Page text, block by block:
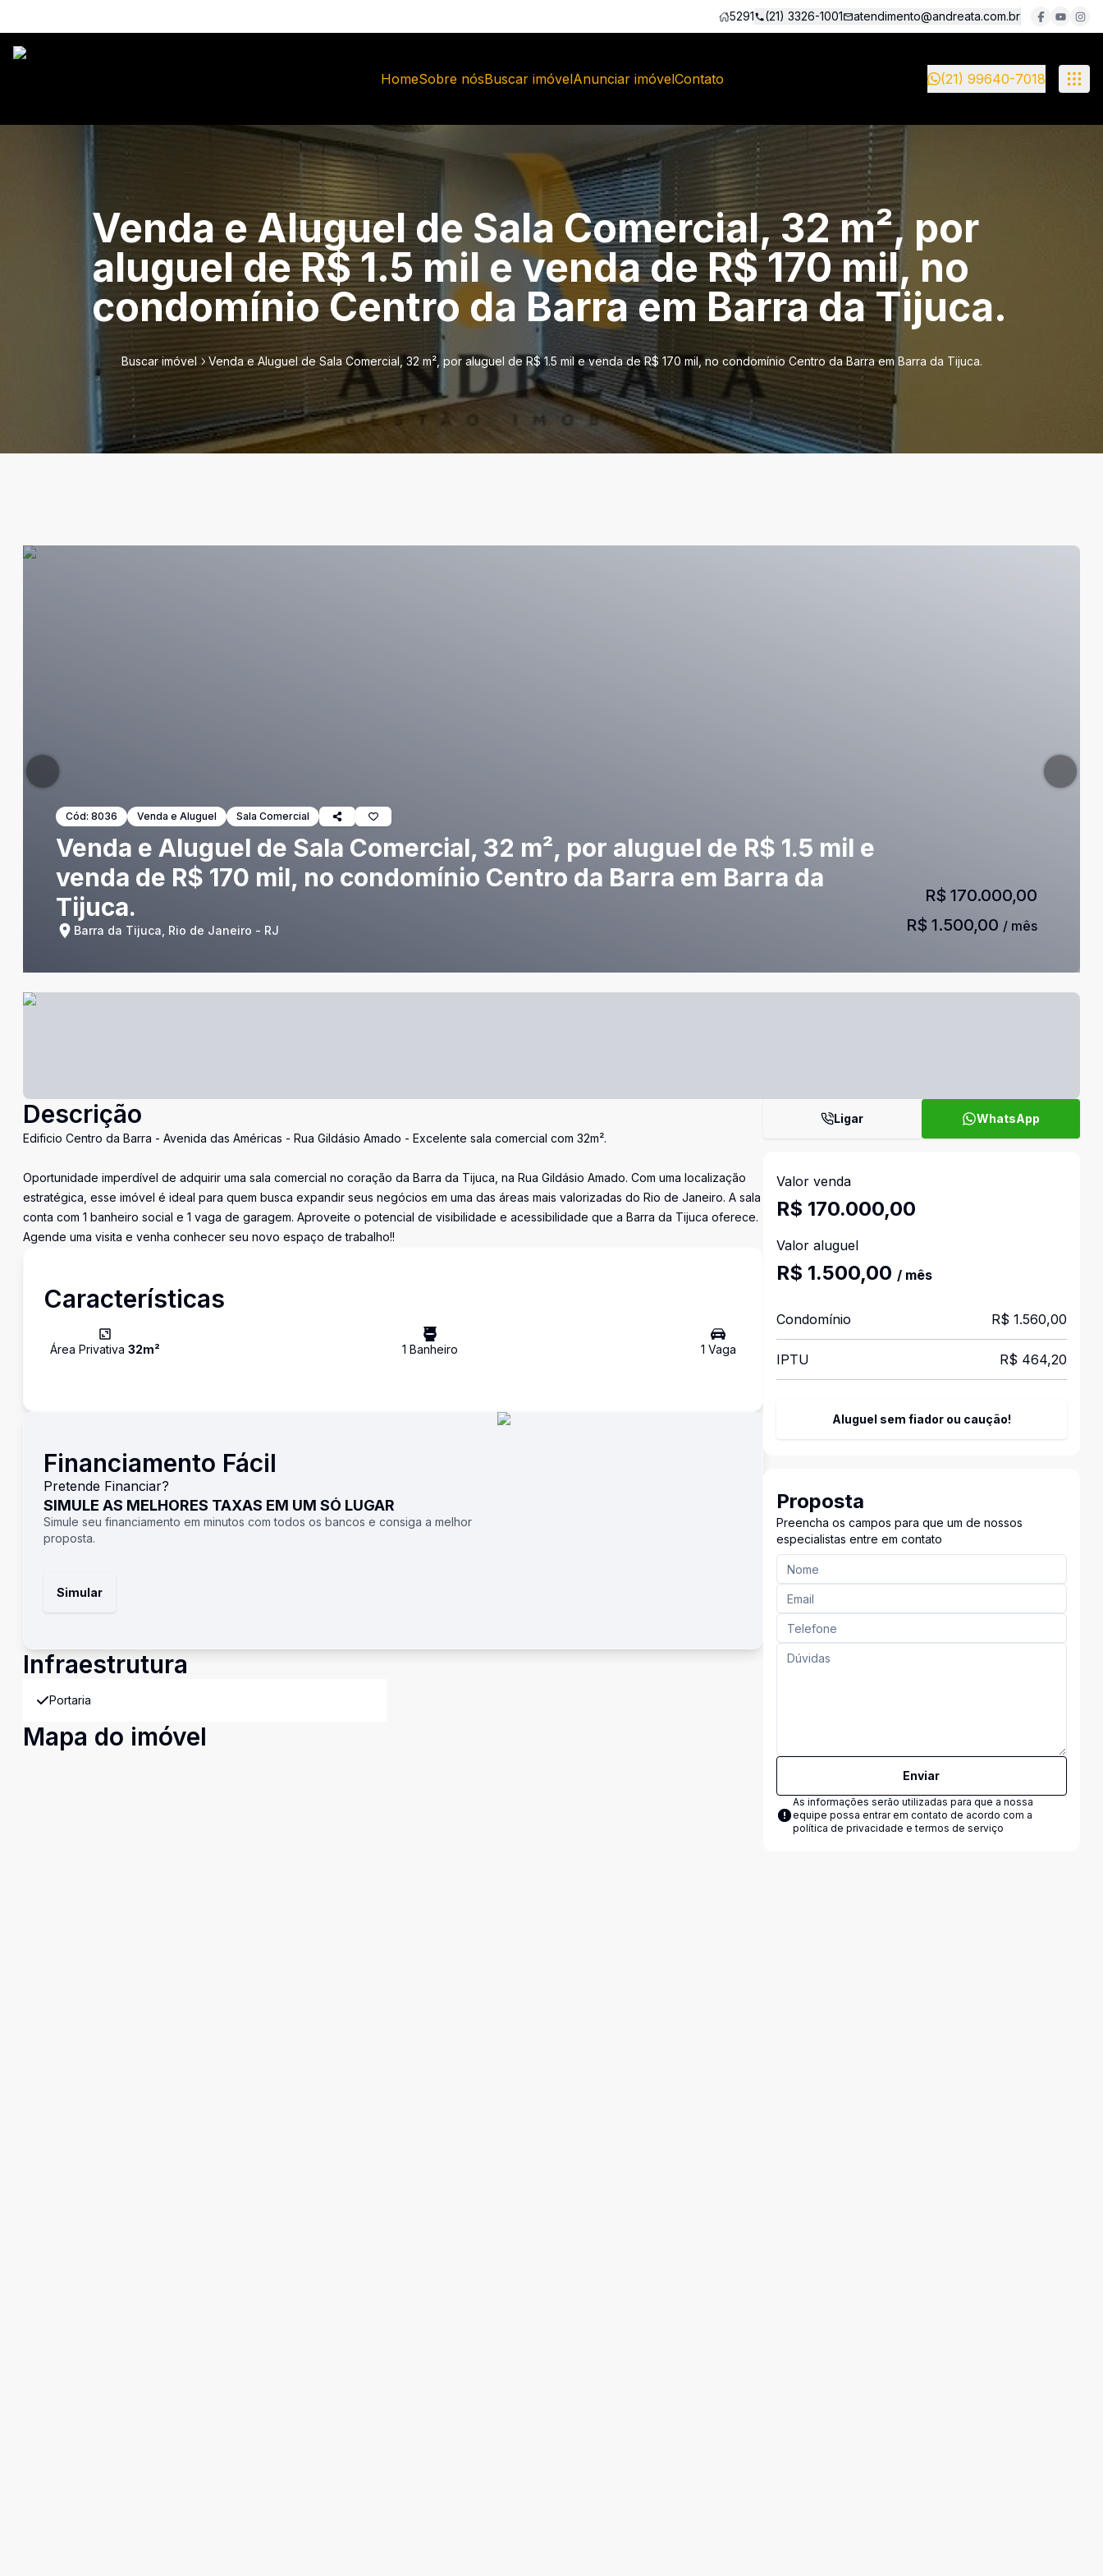
5291 (21) 3326-1001 atendimento@andreata.com.br
HomeSobre nósBuscar imóvelAnunciar imóvelContato (21) 99640-7018
Venda e Aluguel de Sala Comercial, 32 m², por
aluguel de R$ 1.5 mil e venda de R$ 170 mil, no
condomínio Centro da Barra em Barra da Tijuca.
Buscar imóvel Venda e Aluguel de Sala Comercial, 32 m², por aluguel de R$ 1.5 mil e venda de R$ 170 mil, no condomínio Centro da Barra em Barra da Tijuca.
Cód: 8036 Venda e Aluguel Sala Comercial
Venda e Aluguel de Sala Comercial, 32 m², por aluguel de R$ 1.5 mil e
venda de R$ 170 mil, no condomínio Centro da Barra em Barra da
Tijuca.
Barra da Tijuca, Rio de Janeiro - RJ
R$ 170.000,00
R$ 1.500,00 / mês
Descrição
Edificio Centro da Barra - Avenida das Américas - Rua Gildásio Amado - Excelente sala comercial com 32m².
Oportunidade imperdível de adquirir uma sala comercial no coração da Barra da Tijuca, na Rua Gildásio Amado. Com uma localização
estratégica, esse imóvel é ideal para quem busca expandir seus negócios em uma das áreas mais valorizadas do Rio de Janeiro. A sala
conta com 1 banheiro social e 1 vaga de garagem. Aproveite o potencial de visibilidade e acessibilidade que a Barra da Tijuca oferece.
Agende uma visita e venha conhecer seu novo espaço de trabalho!!
Características
Área Privativa 32m² 1 Banheiro 1 Vaga
Financiamento Fácil
Pretende Financiar?
SIMULE AS MELHORES TAXAS EM UM SÓ LUGAR
Simule seu financiamento em minutos com todos os bancos e consiga a melhor
proposta.
Simular
Infraestrutura
Portaria
Mapa do imóvel
Ligar WhatsApp
Valor venda
R$ 170.000,00
Valor aluguel
R$ 1.500,00 / mês
Condomínio R$ 1.560,00
IPTU R$ 464,20
Aluguel sem fiador ou caução!
Proposta
Preencha os campos para que um de nossos
especialistas entre em contato
Enviar
As informações serão utilizadas para que a nossa
equipe possa entrar em contato de acordo com a
política de privacidade e termos de serviço